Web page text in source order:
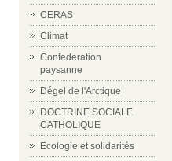
CERAS
Climat
Confederation
paysanne
Dégel de l'Arctique
DOCTRINE SOCIALE
CATHOLIQUE
Ecologie et solidarités